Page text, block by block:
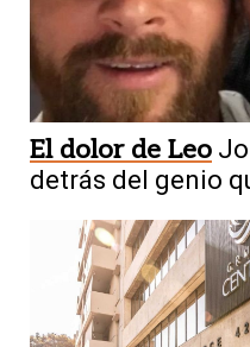
El dolor de Leo
detrás del genio